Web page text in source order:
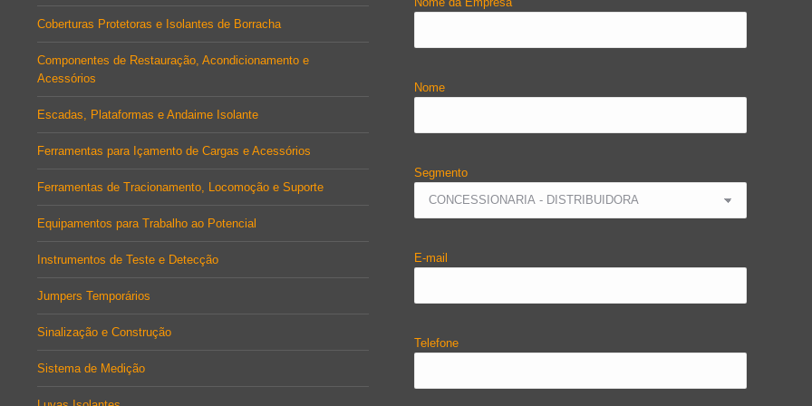
Coberturas Protetoras e Isolantes de Borracha
Componentes de Restauração, Acondicionamento e
Acessórios
Escadas, Plataformas e Andaime Isolante
Ferramentas para Içamento de Cargas e Acessórios
Ferramentas de Tracionamento, Locomoção e Suporte
Equipamentos para Trabalho ao Potencial
Instrumentos de Teste e Detecção
Jumpers Temporários
Sinalização e Construção
Sistema de Medição
Nome
Segmento
E-mail
Telefone